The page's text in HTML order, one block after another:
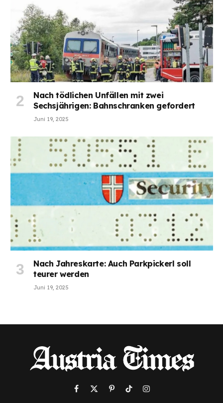
Nach tödlichen Unfällen mit zwei
Sechsjährigen: Bahnschranken gefordert
Juni 19, 2025
Nach Jahreskarte: Auch Parkpickerl soll
teurer werden
Juni 19, 2025
Facebook
X
PinterestTikTokInstagram